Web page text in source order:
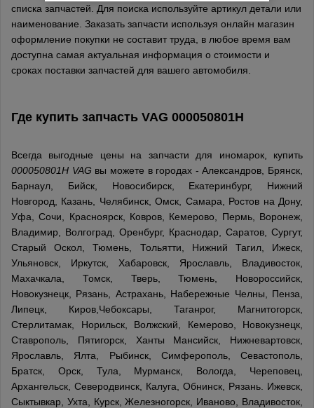
списка запчастей. Для поиска используйте артикул детали или
наименование. Заказать запчасти используя онлайн магазин
оформление покупки не составит труда, в любое время вам
доступна самая актуальная информация о стоимости и
сроках поставки запчастей для вашего автомобиля.
Где купить запчасть VAG 000050801H
Всегда выгодные цены на запчасти для иномарок, купить
000050801H VAG вы можете в городах - Александров, Брянск,
Барнаул, Бийск, Новосибирск, Екатеринбург, Нижний
Новгород, Казань, Челябинск, Омск, Самара, Ростов на Дону,
Уфа, Сочи, Красноярск, Ковров, Кемерово, Пермь, Воронеж,
Владимир, Волгоград, Оренбург, Краснодар, Саратов, Сургут,
Старый Оскол, Тюмень, Тольятти, Нижний Тагил, Ижеск,
Ульяновск, Иркутск, Хабаровск, Ярославль, Владивосток,
Махачкала, Томск, Тверь, Тюмень, Новороссийск,
Новокузнецк, Рязань, Астрахань, Набережные Челны, Пенза,
Липецк, Киров,Чебоксары, Таганрог, Магнитогорск,
Стерлитамак, Норильск, Волжский, Кемерово, Новокузнецк,
Ставрополь, Пятигорск, Ханты Мансийск, Нижневартовск,
Ярославль, Ялта, Рыбинск, Симферополь, Севастополь,
Братск, Орск, Тула, Мурманск, Вологда, Череповец,
Архангельск, Северодвинск, Калуга, Обнинск, Рязань. Ижевск,
Сыктывкар, Ухта, Курск, Железногорск, Иваново, Владивосток,